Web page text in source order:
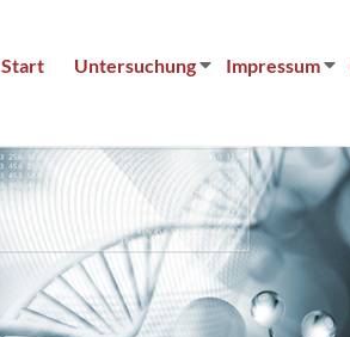
Start Untersuchung Impressum